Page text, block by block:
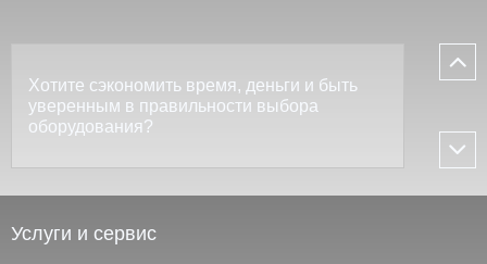
Хотите сэкономить время, деньги и быть
уверенным в правильности выбора
оборудования?
Услуги и сервис